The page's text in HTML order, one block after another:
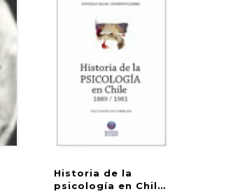
Historia de la
psicología en Chile 1889-1981